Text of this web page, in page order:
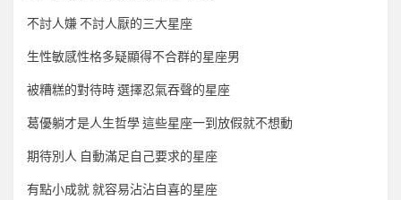
不討人嫌 不討人厭的三大星座
生性敏感性格多疑顯得不合群的星座男
被糟糕的對待時 選擇忍氣吞聲的星座
葛優躺才是人生哲學 這些星座一到放假就不想動
期待別人 自動滿足自己要求的星座
有點小成就 就容易沾沾自喜的星座